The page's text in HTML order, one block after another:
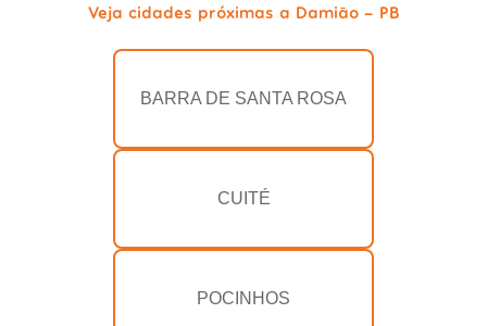
Veja cidades próximas a Damião - PB
BARRA DE SANTA ROSA
CUITÉ
POCINHOS